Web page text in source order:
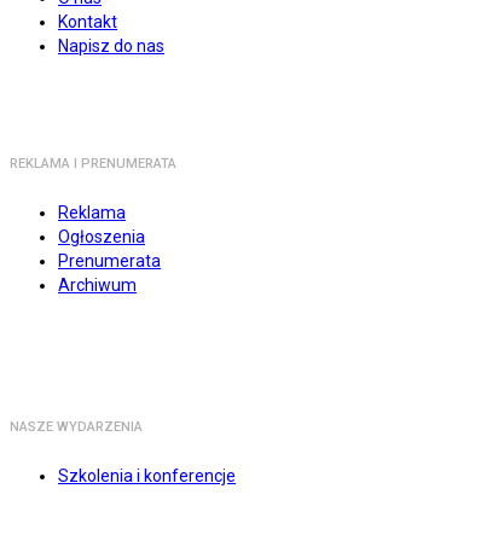
Kontakt
Napisz do nas
REKLAMA I PRENUMERATA
Reklama
Ogłoszenia
Prenumerata
Archiwum
NASZE WYDARZENIA
Szkolenia i konferencje